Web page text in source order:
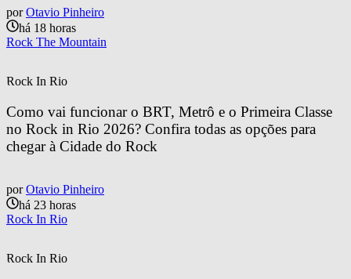
por Otavio Pinheiro
há 18 horas
Rock The Mountain
Rock In Rio
Como vai funcionar o BRT, Metrô e o Primeira Classe
no Rock in Rio 2026? Confira todas as opções para
chegar à Cidade do Rock
por Otavio Pinheiro
há 23 horas
Rock In Rio
Rock In Rio